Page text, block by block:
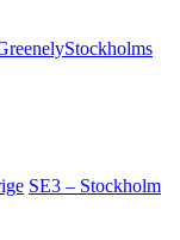
Stockholms
SE3 – Stockholm